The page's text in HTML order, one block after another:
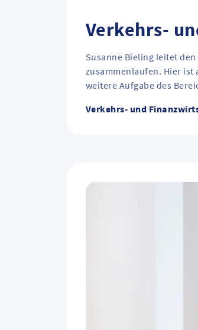
Verkehrs-
Susanne Bieling leitet
zusammenlaufen. Hier ist
weitere Aufgabe des
Verkehrs- und